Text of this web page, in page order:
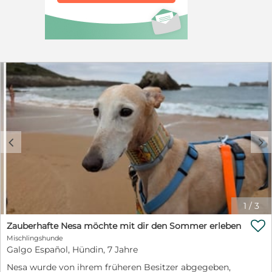
Ausreise geimpft, entwurmt, gechippt, kastriert und auf
MMK getestet.
1 / 3
c d
Zauberhafte Nesa möchte mit dir den Sommer erleben
Mischlingshunde
Galgo Español, Hündin, 7 Jahre
Nesa wurde von ihrem früheren Besitzer abgegeben,
